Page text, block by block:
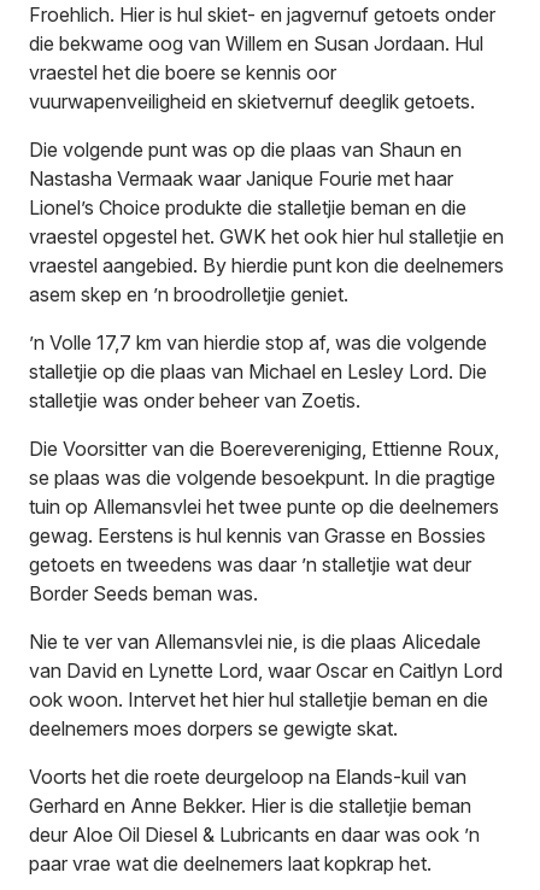
Froehlich. Hier is hul skiet- en jagvernuf getoets onder
die bekwame oog van Willem en Susan Jordaan. Hul
vraestel het die boere se kennis oor
vuurwapenveiligheid en skietvernuf deeglik getoets.
Die volgende punt was op die plaas van Shaun en
Nastasha Vermaak waar Janique Fourie met haar
Lionel’s Choice produkte die stalletjie beman en die
vraestel opgestel het. GWK het ook hier hul stalletjie en
vraestel aangebied. By hierdie punt kon die deelnemers
asem skep en ’n broodrolletjie geniet.
’n Volle 17,7 km van hierdie stop af, was die volgende
stalletjie op die plaas van Michael en Lesley Lord. Die
stalletjie was onder beheer van Zoetis.
Die Voorsitter van die Boerevereniging, Ettienne Roux,
se plaas was die volgende besoekpunt. In die pragtige
tuin op Allemansvlei het twee punte op die deelnemers
gewag. Eerstens is hul kennis van Grasse en Bossies
getoets en tweedens was daar ’n stalletjie wat deur
Border Seeds beman was.
Nie te ver van Allemansvlei nie, is die plaas Alicedale
van David en Lynette Lord, waar Oscar en Caitlyn Lord
ook woon. Intervet het hier hul stalletjie beman en die
deelnemers moes dorpers se gewigte skat.
Voorts het die roete deurgeloop na Elands-kuil van
Gerhard en Anne Bekker. Hier is die stalletjie beman
deur Aloe Oil Diesel & Lubricants en daar was ook ’n
paar vrae wat die deelnemers laat kopkrap het.